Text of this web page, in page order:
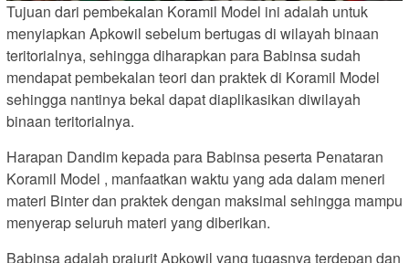
Tujuan dari pembekalan Koramil Model ini adalah untuk
menyiapkan Apkowil sebelum bertugas di wilayah binaan
teritorialnya, sehingga diharapkan para Babinsa sudah
mendapat pembekalan teori dan praktek di Koramil Model
sehingga nantinya bekal dapat diaplikasikan diwilayah
binaan teritorialnya.
Harapan Dandim kepada para Babinsa peserta Penataran
Koramil Model , manfaatkan waktu yang ada dalam meneri
materi Binter dan praktek dengan maksimal sehingga mampu
menyerap seluruh materi yang diberikan.
Babinsa adalah prajurit Apkowil yang tugasnya terdepan dan